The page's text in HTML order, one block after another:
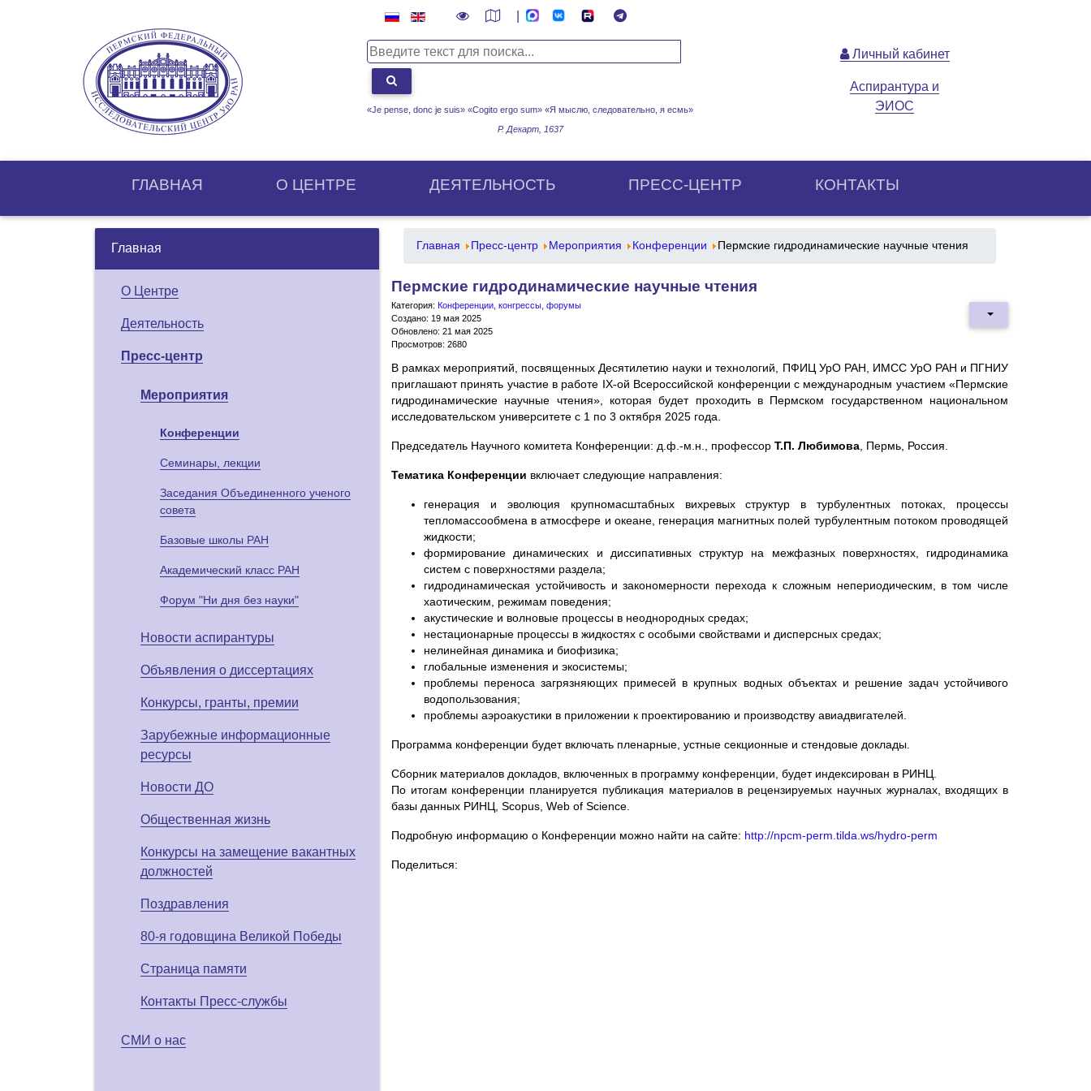
«Je pense, donc je suis» «Cogito ergo sum» «Я мыслю, следовательно, я есмь»
Р. Декарт, 1637
Личный кабинет
Аспирантура и
ЭИОС
ГЛАВНАЯ О ЦЕНТРE ДЕЯТЕЛЬНОСТЬ ПРЕСС-ЦЕНТР КОНТАКТЫ
Главная
О Центре
Деятельность
Пресс-центр
Мероприятия
Конференции
Семинары, лекции
Заседания Объединенного ученого
совета
Базовые школы РАН
Академический класс РАН
Форум "Ни дня без науки"
Новости аспирантуры
Объявления о диссертациях
Конкурсы, гранты, премии
Зарубежные информационные
ресурсы
Новости ДО
Общественная жизнь
Конкурсы на замещение вакантных
должностей
Поздравления
80-я годовщина Великой Победы
Страница памяти
Контакты Пресс-службы
СМИ о нас
Главная Пресс-центр Мероприятия Конференции Пермские гидродинамические научные чтения
Пермские гидродинамические научные чтения
Категория: Конференции, конгрессы, форумы
Создано: 19 мая 2025
Обновлено: 21 мая 2025
Просмотров: 2680
В рамках мероприятий, посвященных Десятилетию науки и технологий, ПФИЦ УрО РАН, ИМСС УрО РАН и ПГНИУ
приглашают принять участие в работе IX-ой Всероссийской конференции с международным участием «Пермские
гидродинамические научные чтения», которая будет проходить в Пермском государственном национальном
исследовательском университете с 1 по 3 октября 2025 года.
Председатель Научного комитета Конференции: д.ф.-м.н., профессор Т.П. Любимова , Пермь, Россия.
Тематика Конференции включает следующие направления:
генерация и эволюция крупномасштабных вихревых структур в турбулентных потоках, процессы
тепломассообмена в атмосфере и океане, генерация магнитных полей турбулентным потоком проводящей
жидкости;
формирование динамических и диссипативных структур на межфазных поверхностях, гидродинамика
систем с поверхностями раздела;
гидродинамическая устойчивость и закономерности перехода к сложным непериодическим, в том числе
хаотическим, режимам поведения;
акустические и волновые процессы в неоднородных средах;
нестационарные процессы в жидкостях с особыми свойствами и дисперсных средах;
нелинейная динамика и биофизика;
глобальные изменения и экосистемы;
проблемы переноса загрязняющих примесей в крупных водных объектах и решение задач устойчивого
водопользования;
проблемы аэроакустики в приложении к проектированию и производству авиадвигателей.
Программа конференции будет включать пленарные, устные секционные и стендовые доклады.
Сборник материалов докладов, включенных в программу конференции, будет индексирован в РИНЦ.
По итогам конференции планируется публикация материалов в рецензируемых научных журналах, входящих в
базы данных РИНЦ, Scopus, Web of Science.
Подробную информацию о Конференции можно найти на сайте: http://npcm-perm.tilda.ws/hydro-perm
Поделиться: